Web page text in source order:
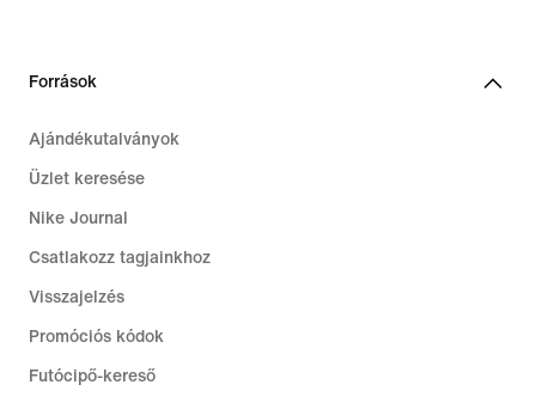
Források
Ajándékutalványok
Üzlet keresése
Nike Journal
Csatlakozz tagjainkhoz
Visszajelzés
Promóciós kódok
Futócipő-kereső